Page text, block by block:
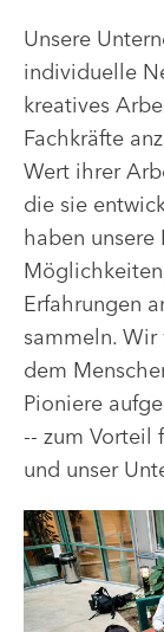
Unsere
individuelle
kreatives
Fachkräfte
Wert ihrer
die sie
haben
Erfahrungen
sammeln.
dem
Pioniere
-- zum Vorteil
und unser